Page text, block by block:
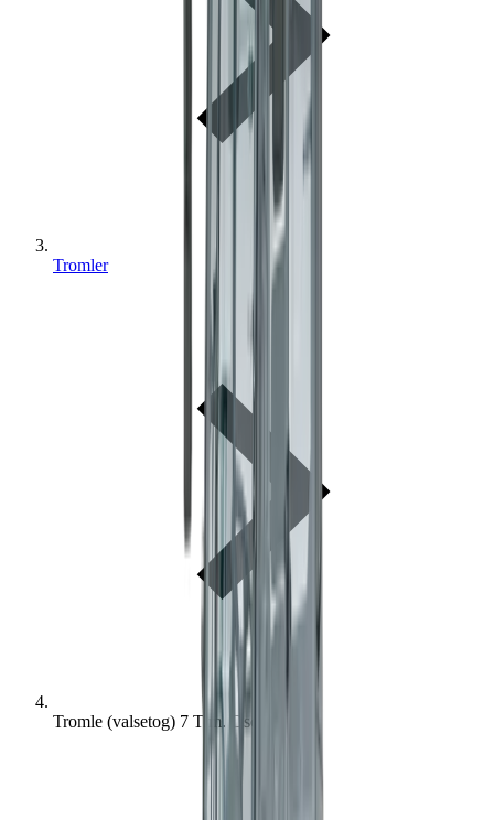
Tromler
Tromle (valsetog) 7 T m. Oscillation